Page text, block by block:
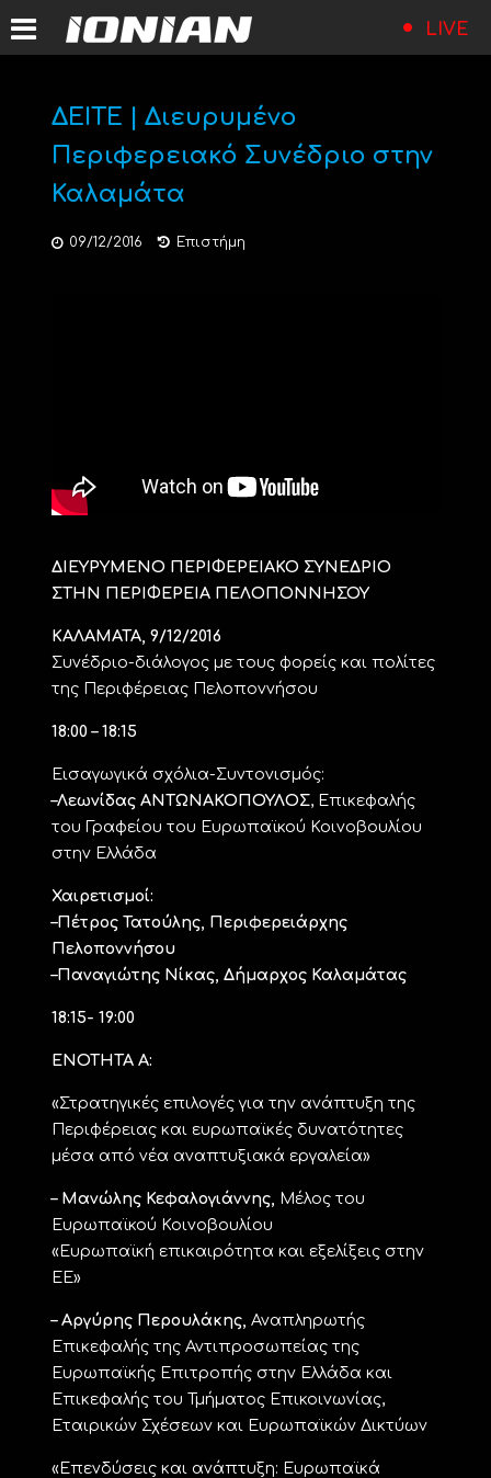
LIVE
ΔΕΙΤΕ | Διευρυμένο
Περιφερειακό Συνέδριο στην
Καλαμάτα
09/12/2016 Επιστήμη
ΔΙΕΥΡΥΜΕΝΟ ΠΕΡΙΦΕΡΕΙΑΚΟ ΣΥΝΕΔΡΙΟ
ΣΤΗΝ ΠΕΡΙΦΕΡΕΙΑ ΠΕΛΟΠΟΝΝΗΣΟΥ
ΚΑΛΑΜΑΤΑ, 9/12/2016
Συνέδριο-διάλογος με τους φορείς και πολίτες
της Περιφέρειας Πελοποννήσου
18:00 – 18:15
Εισαγωγικά σχόλια-Συντονισμός:
–Λεωνίδας ΑΝΤΩΝΑΚΟΠΟΥΛΟΣ, Επικεφαλής
του Γραφείου του Ευρωπαϊκού Κοινοβουλίου
στην Ελλάδα
Χαιρετισμοί:
–Πέτρος Τατούλης, Περιφερειάρχης
Πελοποννήσου
–Παναγιώτης Νίκας, Δήμαρχος Καλαμάτας
18:15- 19:00
ΕΝΟΤΗΤΑ Α:
«Στρατηγικές επιλογές για την ανάπτυξη της
Περιφέρειας και ευρωπαϊκές δυνατότητες
μέσα από νέα αναπτυξιακά εργαλεία»
– Μανώλης Κεφαλογιάννης,
Μέλος του
Ευρωπαϊκού Κοινοβουλίου
«Ευρωπαϊκή επικαιρότητα και εξελίξεις στην
ΕΕ»
– Αργύρης Περουλάκης, Αναπληρωτής
Επικεφαλής της Αντιπροσωπείας της
Ευρωπαϊκής Επιτροπής στην Ελλάδα και
Επικεφαλής του Τμήματος Επικοινωνίας,
Εταιρικών Σχέσεων και Ευρωπαϊκών Δικτύων
«Επενδύσεις και ανάπτυξη: Ευρωπαϊκά